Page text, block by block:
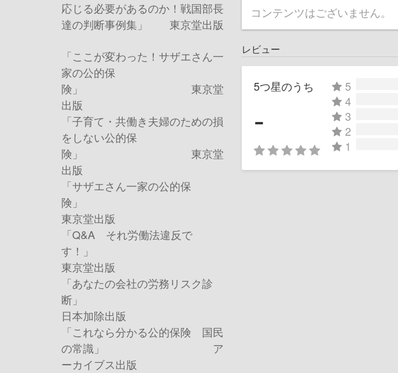
応じる必要があるのか！戦国部長
達の判断事例集」 東京堂出版
「ここが変わった！サザエさん一
家の公的保
険」 東京堂
出版
「子育て・共働き夫婦のための損
をしない公的保
険」 東京堂
出版
「サザエさん一家の公的保
険」
東京堂出版
「Q&A それ労働法違反で
す！」
東京堂出版
「あなたの会社の労務リスク診
断」
日本加除出版
「これなら分かる公的保険 国民
の常識」 ア
ーカイブス出版
コンテンツはございません。
レビュー
5つ星のうち
-
5
4
3
2
1